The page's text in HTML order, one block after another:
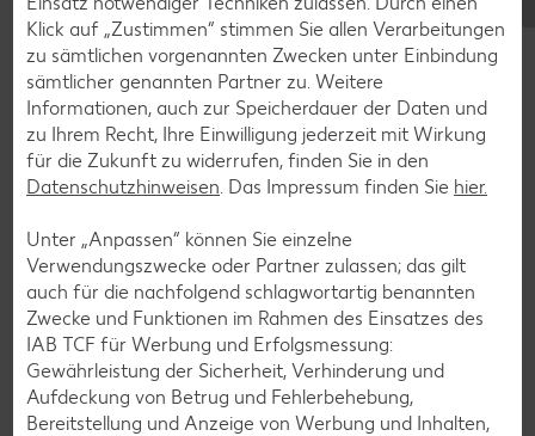
Blaubeer-Rezepte
Bananen-Rezepte
Zurück zu allen Rezepten
Klick auf „Zustimmen“ stimmen Sie allen Verarbeitungen
zu sämtlichen vorgenannten Zwecken unter Einbindung
sämtlicher genannten Partner zu. Weitere
Informationen, auch zur Speicherdauer der Daten und
zu Ihrem Recht, Ihre Einwilligung jederzeit mit Wirkung
für die Zukunft zu widerrufen, finden Sie in den
Datenschutzhinweisen . Das Impressum finden Sie hier.
Unter „Anpassen“ können Sie einzelne
Verwendungszwecke oder Partner zulassen; das gilt
auch für die nachfolgend schlagwortartig benannten
Zwecke und Funktionen im Rahmen des Einsatzes des
IAB TCF für Werbung und Erfolgsmessung:
Gewährleistung der Sicherheit, Verhinderung und
Aufdeckung von Betrug und Fehlerbehebung,
Bereitstellung und Anzeige von Werbung und Inhalten,